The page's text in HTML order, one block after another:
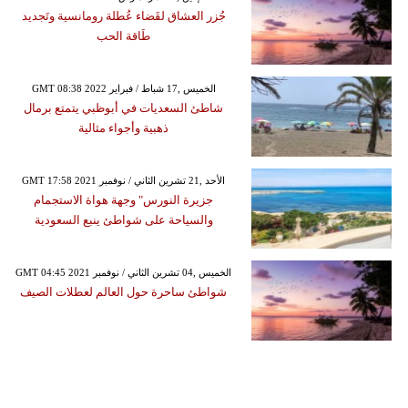
جُزر العشاق لقَضاء عُطلة رومانسية وتَجديد
طَاقة الحب
GMT 08:38 2022 الخميس ,17 شباط / فبراير
شاطئ السعديات في أبوظبي يتمتع برمال
ذهبية وأجواء مثالية
GMT 17:58 2021 الأحد ,21 تشرين الثاني / نوفمبر
جزيرة النورس" وجهة هواة الاستجمام
والسياحة على شواطئ ينبع السعودية
GMT 04:45 2021 الخميس ,04 تشرين الثاني / نوفمبر
شواطئ ساحرة حول العالم لعطلات الصيف